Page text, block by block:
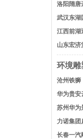
洛阳隋唐
武汉东湖
江西前湖
山东宏济
环境雕
沧州铁狮
华为贵安
苏州华为
力诺集团
长春一汽